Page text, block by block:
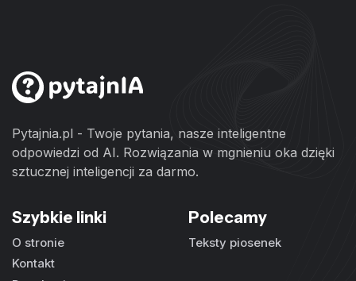
Pytajnia.pl - Twoje pytania, nasze inteligentne
odpowiedzi od AI. Rozwiązania w mgnieniu oka dzięki
sztucznej inteligencji za darmo.
Szybkie linki
O stronie
Kontakt
Polecamy
Teksty piosenek